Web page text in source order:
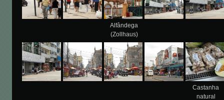
Alfândega
(Zollhaus)
Castanha
natural